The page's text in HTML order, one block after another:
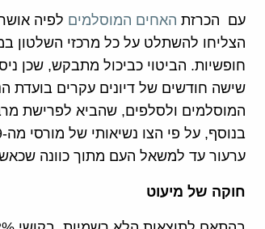
עם הכרזת האחים המוסלמים לפיה
הצליחו להשתלט על כל מרכזי השלטון
חופשיות. הביטוי כביכול מתבקש, שכן
שישה חודשים של דיונים עקרים בועדת
המוסלמים ולסלפים, שהביא לפרישת
ערעור עד למשאל העם מתוך כוונה
חוקה של מיעוט